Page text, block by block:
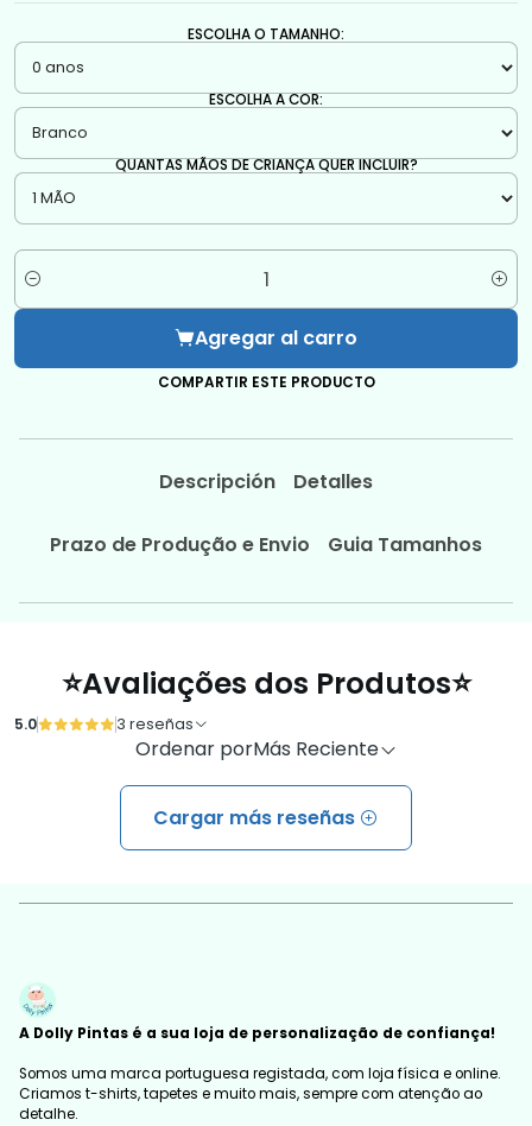
ESCOLHA O TAMANHO:
ESCOLHA A COR:
QUANTAS MÃOS DE CRIANÇA QUER INCLUIR?
Cantidad
Agregar al carro
COMPARTIR ESTE PRODUCTO
Descripción Detalles
Prazo de Produção e Envio Guia Tamanhos
⭐Avaliações dos Produtos⭐
5.0 3 reseñas
Ordenar porMás Reciente
Cargar más reseñas
A Dolly Pintas é a sua loja de personalização de confiança!
Somos uma marca portuguesa registada, com loja física e online.
Criamos t-shirts, tapetes e muito mais, sempre com atenção ao
detalhe.